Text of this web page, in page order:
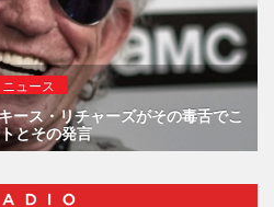
ニュース
ース・リチャーズがその毒舌でこ
とその発言